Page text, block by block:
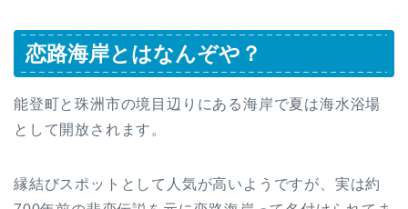
恋路海岸とはなんぞや？
能登町と珠洲市の境目辺りにある海岸で夏は海水浴場
として開放されます。
縁結びスポットとして人気が高いようですが、実は約